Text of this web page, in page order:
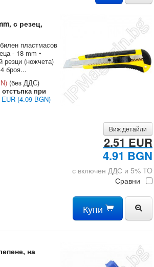
с резец,
пластмасов
- 18 mm •
(ножчета)
броя...
(без ДДС)
при
(4.09 BGN)
Виж детайли
2.51 EUR
4.91 BGN
с включен ДДС и 5% TO
Сравни
Купи
на